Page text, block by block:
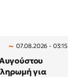
07.08.2026 - 03:15
για